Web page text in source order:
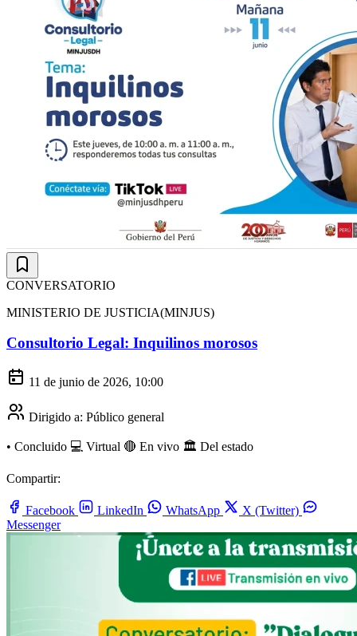
CONVERSATORIO
MINISTERIO DE JUSTICIA(MINJUS)
Consultorio Legal: Inquilinos morosos
11 de junio de 2026, 10:00
Dirigido a: Público general
• Concluido 💻 Virtual 🔴 En vivo 🏛️ Del estado
Compartir:
Facebook LinkedIn WhatsApp
X (Twitter)
Messenger